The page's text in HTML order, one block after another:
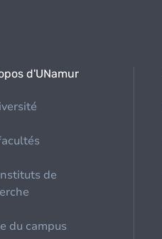
d'UNamur
de
du campus